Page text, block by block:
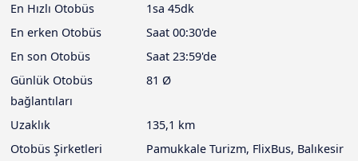
En Hızlı Otobüs
1sa 45dk
En erken Otobüs
Saat 00:30'de
En son Otobüs
Saat 23:59'de
Günlük Otobüs
bağlantıları
81 Ø
Uzaklık
135,1 km
Otobüs Şirketleri
Pamukkale Turizm, FlixBus, Balıkesir